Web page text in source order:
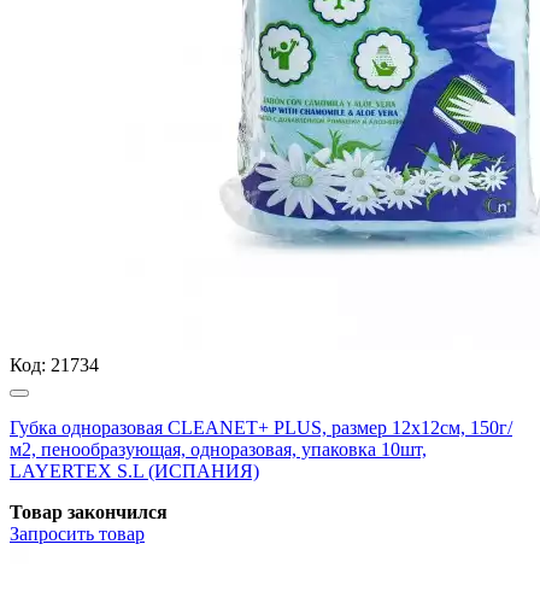
Код: 21734
Губка одноразовая CLEANET+ PLUS, размер 12х12см, 150г/
м2, пенообразующая, одноразовая, упаковка 10шт,
LAYERTEX S.L (ИСПАНИЯ)
Товар закончился
Запросить товар